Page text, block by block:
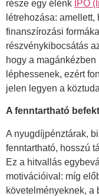
része egy élénk IPO
létrehozása:
finanszírozási
részvénykibocsátás
hogy a
léphessenek, ezért
jelen legyen a
A fenntartható
A nyugdíjpénztárak,
fenntartható, hosszú
Ez a hitvallás
motivációival: míg
követelményeknek, a